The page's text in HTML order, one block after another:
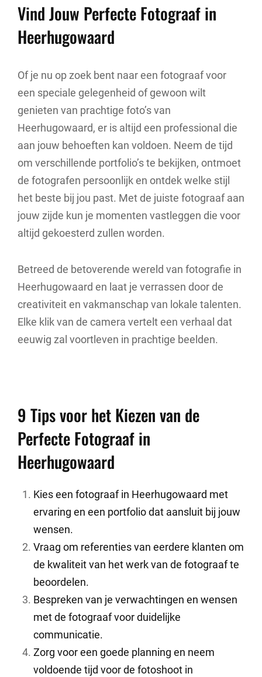
Vind Jouw Perfecte Fotograaf in
Heerhugowaard
Of je nu op zoek bent naar een fotograaf voor
een speciale gelegenheid of gewoon wilt
genieten van prachtige foto’s van
Heerhugowaard, er is altijd een professional die
aan jouw behoeften kan voldoen. Neem de tijd
om verschillende portfolio’s te bekijken, ontmoet
de fotografen persoonlijk en ontdek welke stijl
het beste bij jou past. Met de juiste fotograaf aan
jouw zijde kun je momenten vastleggen die voor
altijd gekoesterd zullen worden.
Betreed de betoverende wereld van fotografie in
Heerhugowaard en laat je verrassen door de
creativiteit en vakmanschap van lokale talenten.
Elke klik van de camera vertelt een verhaal dat
eeuwig zal voortleven in prachtige beelden.
9 Tips voor het Kiezen van de
Perfecte Fotograaf in
Heerhugowaard
Kies een fotograaf in Heerhugowaard met
ervaring en een portfolio dat aansluit bij jouw
wensen.
Vraag om referenties van eerdere klanten om
de kwaliteit van het werk van de fotograaf te
beoordelen.
Bespreken van je verwachtingen en wensen
met de fotograaf voor duidelijke
communicatie.
Zorg voor een goede planning en neem
voldoende tijd voor de fotoshoot in